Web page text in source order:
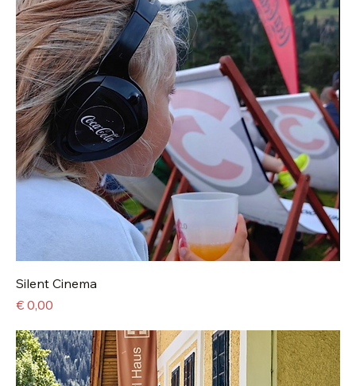
Silent Cinema
Preis
€ 0,00